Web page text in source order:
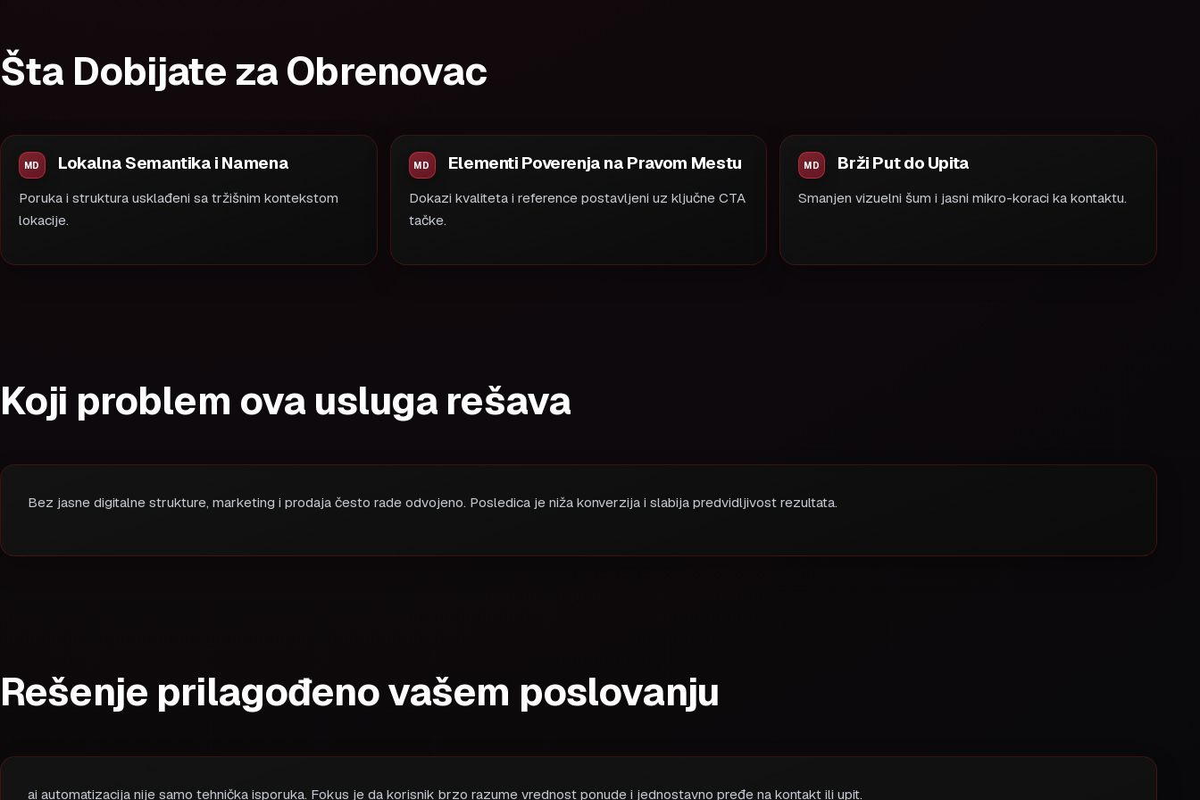
Šta Dobijate za Obrenovac
Lokalna Semantika i Namena
Poruka i struktura usklađeni sa tržišnim kontekstom
lokacije.
Elementi Poverenja na Pravom Mestu
Dokazi kvaliteta i reference postavljeni uz ključne CTA
tačke.
Brži Put do Upita
Smanjen vizuelni šum i jasni mikro-koraci ka kontaktu.
Koji problem ova usluga rešava
Bez jasne digitalne strukture, marketing i prodaja često rade odvojeno. Posledica je niža konverzija i slabija predvidljivost rezultata.
Rešenje prilagođeno vašem poslovanju
ai automatizacija nije samo tehnička isporuka. Fokus je da korisnik brzo razume vrednost ponude i jednostavno pređe na kontakt ili upit.